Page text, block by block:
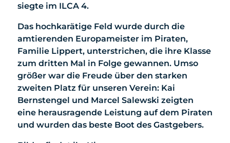
siegte im ILCA 4.
Das hochkarätige Feld wurde durch die
amtierenden Europameister im Piraten,
Familie Lippert, unterstrichen, die ihre Klasse
zum dritten Mal in Folge gewannen. Umso
größer war die Freude über den starken
zweiten Platz für unseren Verein: Kai
Bernstengel und Marcel Salewski zeigten
eine herausragende Leistung auf dem Piraten
und wurden das beste Boot des Gastgebers.